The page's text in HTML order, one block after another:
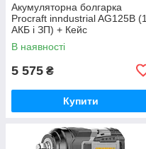
Акумуляторна болгарка
Procraft inndustrial AG125B (1
АКБ і ЗП) + Кейс
В наявності
5 575 ₴
Купити